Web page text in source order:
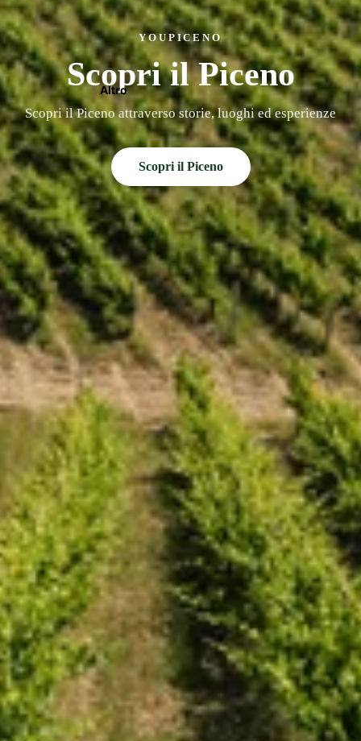
Altro
YOUPICENO
Scopri il Piceno
Scopri il Piceno attraverso storie, luoghi ed esperienze
Scopri il Piceno